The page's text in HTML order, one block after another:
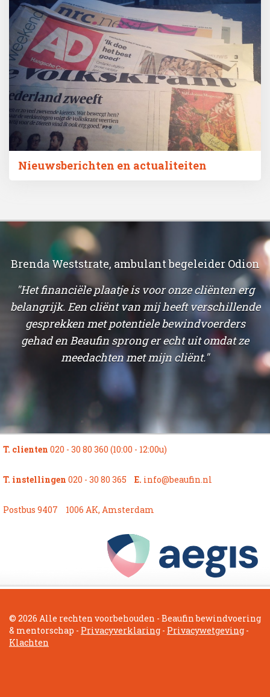
Nieuwsberichten en actualiteiten
Brenda Weststrate, ambulant begeleider Odion
"Het financiële plaatje is voor onze cliënten erg
belangrijk. Een cliënt van mij heeft verschillende
gesprekken met potentiele bewindvoerders
gehad en Beaufin sprong er echt uit omdat ze
meedachten met mijn cliënt."
T. clienten 020 - 30 80 360 (10:00 - 12:00u)
T. instellingen 020 - 30 80 365 E. info@beaufin.nl
Postbus 9407 1006 AK, Amsterdam
© 2026 Alle rechten voorbehouden - Beaufin bewindvoering
& mentorschap - Privacyverklaring - Privacywetgeving -
Klachten